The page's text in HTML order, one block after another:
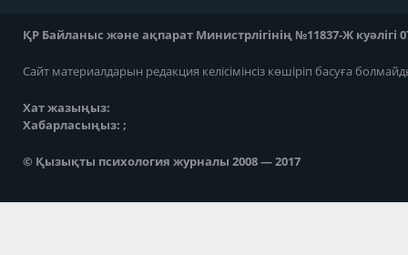
ҚР Байланыс және ақпарат Министрлігінің №11837-Ж куәлігі
Сайт материалдарын редакция келісімінсіз көшіріп басуға
Хат жазыңыз:
Хабарласыңыз: ;
© Қызықты психология журналы 2008 — 2017